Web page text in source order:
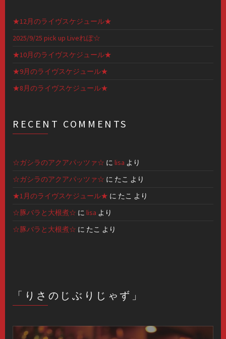
★12月のライヴスケジュール★
2025/9/25 pick up Liveれぽ☆
★10月のライヴスケジュール★
★9月のライヴスケジュール★
★8月のライヴスケジュール★
RECENT COMMENTS
☆ガシラのアクアパッツァ☆ に lisa より
☆ガシラのアクアパッツァ☆ に たこ より
★1月のライヴスケジュール★ に たこ より
☆豚バラと大根煮☆ に lisa より
☆豚バラと大根煮☆ に たこ より
「りさのじぶりじゃず」